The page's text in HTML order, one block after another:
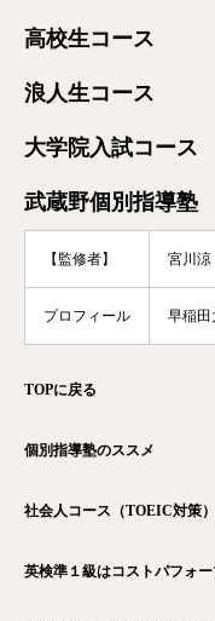
高校生コース
浪人生コース
大学院入試コース
武蔵野個別指導塾
【監修者】 宮川涼
プロフィール 早稲田
TOPに戻る
個別指導塾のススメ
社会人コース（TOEIC対策）
英検準１級はコストパフォ